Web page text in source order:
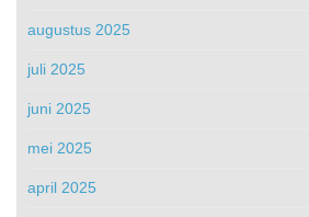
augustus 2025
juli 2025
juni 2025
mei 2025
april 2025